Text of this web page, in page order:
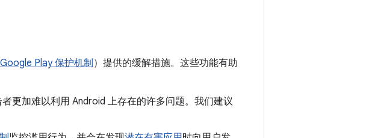
Google Play 保护机制 ）提供的缓解措施。这些功能有助
更加难以利用 Android 上存在的许多问题。我们建议